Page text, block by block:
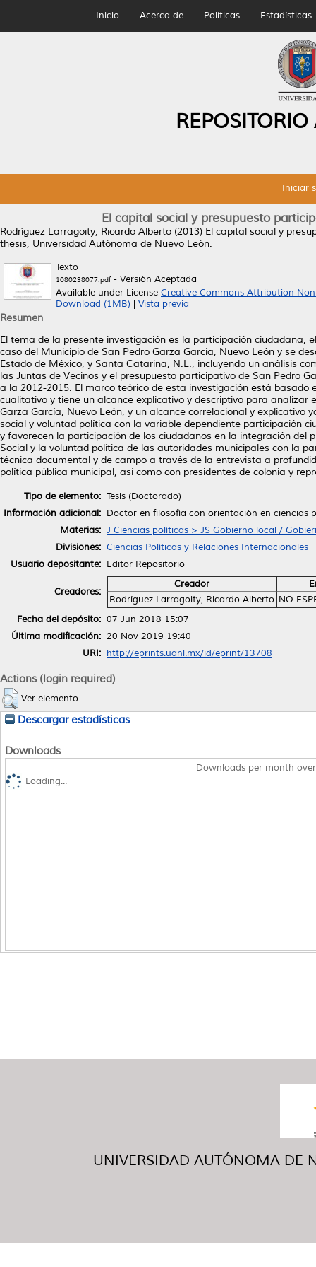
Inicio Acerca de Políticas Estadísticas
Iniciar
El capital social y presupuesto
Rodríguez Larragoity, Ricardo Alberto (2013) El capital social y
thesis, Universidad Autónoma de Nuevo León.
Texto
1080238077.pdf- Versión Aceptada
Available under License Creative Commons Attribution
Download (1MB)
Vista previa
Resumen
El tema de la presente investigación es la participación ciudadana,
caso del Municipio de San Pedro Garza García, Nuevo León y se
Estado de México, y Santa Catarina, N.L., incluyendo un análisis
las Juntas de Vecinos y el presupuesto participativo de San Pedro
a la 2012-2015. El marco teórico de esta investigación está
cualitativo y tiene un alcance explicativo y descriptivo para analizar
Garza García, Nuevo León, y un alcance correlacional y
social y voluntad política con la variable dependiente participación
y favorecen la participación de los ciudadanos en la integración
Social y la voluntad política de las autoridades municipales con la
técnica documental y de campo a través de la entrevista a
política pública municipal, así como con presidentes de colonia y
Tipo de elemento: Tesis (Doctorado)
Información adicional: Doctor en filosofía con orientación en ciencias
Materias: J Ciencias políticas > JS Gobierno local /
Divisiones: Ciencias Políticas y Relaciones Internacionales
Usuario depositante: Editor Repositorio
Creadores:
Creador
Rodríguez Larragoity, Ricardo Alberto NO
Fecha del depósito: 07 Jun 2018 15:07
Última modificación: 20 Nov 2019 19:40
URI: http://eprints.uanl.mx/id/eprint/13708
Actions (login required)
Ver elemento
Descargar estadísticas
Downloads
Downloads per month
Loading...
UNIVERSIDAD AUTÓNOMA DE